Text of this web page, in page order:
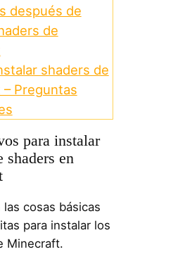
después de
de
shaders de
Preguntas
para instalar
shaders en
cosas básicas
para instalar los
Minecraft.